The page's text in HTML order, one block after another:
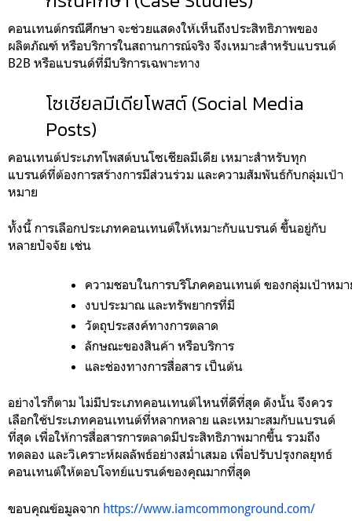
คอนเทนต์กรณีศึกษา จะช่วยแสดงให้เห็นถึงประสิทธิภาพของ
ผลิตภัณฑ์ หรือบริการในสถานการณ์จริง จึงเหมาะสำหรับแบรนด์
B2B หรือแบรนด์ที่มีบริการเฉพาะทาง
โซเชียลมีเดียโพสต์ (Social Media
Posts)
คอนเทนต์ประเภทโพสต์บนโซเชียลมีเดีย เหมาะสำหรับทุก
แบรนด์ที่ต้องการสร้างการมีส่วนร่วม และความสัมพันธ์กับกลุ่มเป้า
หมาย
ทั้งนี้ การเลือกประเภทคอนเทนต์ให้เหมาะกับแบรนด์ ขึ้นอยู่กับ
หลายปัจจัย เช่น
ความชอบในการบริโภคคอนเทนต์ ของกลุ่มเป้าหม
งบประมาณ และทรัพยากรที่มี
วัตถุประสงค์ทางการตลาด
ลักษณะของสินค้า หรือบริการ
และช่องทางการสื่อสาร เป็นต้น
อย่างไรก็ตาม ไม่มีประเภทคอนเทนต์ไหนที่ดีที่สุด ดังนั้น จึงควร
เลือกใช้ประเภทคอนเทนต์ที่หลากหลาย และเหมาะสมกับแบรนด์
ที่สุด เพื่อให้การสื่อสารการตลาดมีประสิทธิภาพมากขึ้น รวมถึง
ทดลอง และวิเคราะห์ผลลัพธ์อย่างสม่ำเสมอ เพื่อปรับปรุงกลยุทธ์
คอนเทนต์ให้ตอบโจทย์แบรนด์ของคุณมากที่สุด
ขอบคุณข้อมูลจาก https://www.iamcommonground.com/